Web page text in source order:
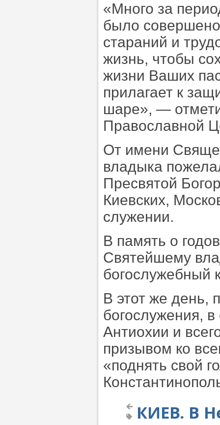
«Много за
было
стараний и
жизнь, чтобы
жизни Ваших
прилагает к
шаре», —
Православной
От имени
владыка
Пресвятой
Киевских,
служении.
В память о
Святейшему
богослужебный
В этот же день,
богослужения,
Антиохии и
призывом ко
«поднять свой
КИЕВ. В